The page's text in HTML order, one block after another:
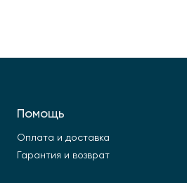
Помощь
Оплата и доставка
Гарантия и возврат